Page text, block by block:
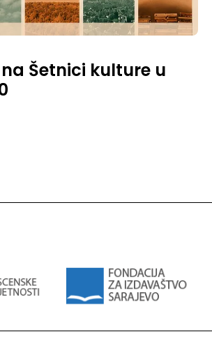
Šetnici kulture u